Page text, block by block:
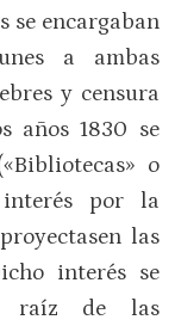
se encargaban
a ambas
y censura
años 1830 se
o
interés por la
las
interés se
raíz de las